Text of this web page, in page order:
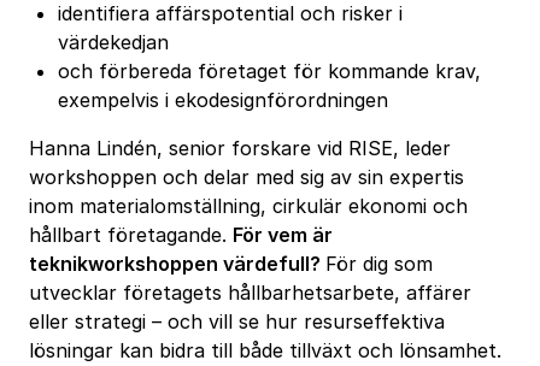
identifiera affärspotential och risker i
värdekedjan
och förbereda företaget för kommande krav,
exempelvis i ekodesignförordningen
Hanna Lindén, senior forskare vid RISE, leder
workshoppen och delar med sig av sin expertis
inom materialomställning, cirkulär ekonomi och
hållbart företagande. För vem är
teknikworkshoppen värdefull? För dig som
utvecklar företagets hållbarhetsarbete, affärer
eller strategi – och vill se hur resurseffektiva
lösningar kan bidra till både tillväxt och lönsamhet.